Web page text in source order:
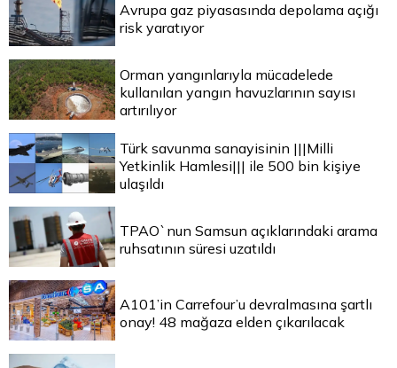
Avrupa gaz piyasasında depolama açığı
risk yaratıyor
Orman yangınlarıyla mücadelede
kullanılan yangın havuzlarının sayısı
artırılıyor
Türk savunma sanayisinin |||Milli
Yetkinlik Hamlesi||| ile 500 bin kişiye
ulaşıldı
TPAO`nun Samsun açıklarındaki arama
ruhsatının süresi uzatıldı
A101’in Carrefour’u devralmasına şartlı
onay! 48 mağaza elden çıkarılacak